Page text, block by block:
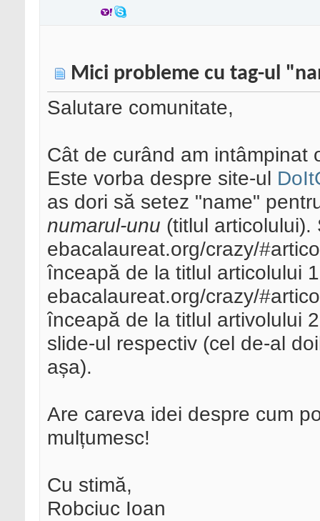
Mici probleme cu tag-ul
Salutare comunitate,
Cât de curând am intâmpinat
Este vorba despre site-ul
as dori să setez "name"
numarul-unu (titlul
ebacalaureat.org/crazy/
înceapă de la titlul articolului
ebacalaureat.org/crazy/
înceapă de la titlul artivolului
slide-ul respectiv (cel de-al
așa).
Are careva idei despre cum
mulțumesc!
Cu stimă,
Robciuc Ioan